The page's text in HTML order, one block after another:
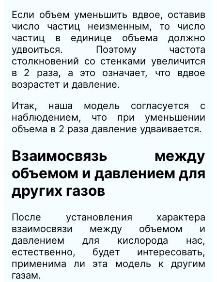
Если объем уменьшить вдвое, оставив
число частиц неизменным, то число
частиц в единице объема должно
удвоиться. Поэтому частота
столкновений со стенками увеличится
в 2 раза, а это означает, что вдвое
возрастет и давление.
Итак, наша модель согласуется с
наблюдением, что при уменьшении
объема в 2 раза давление удваивается.
Взаимосвязь между
объемом и давлением для
других газов
После установления характера
взаимосвязи между объемом и
давлением для кислорода нас,
естественно, будет интересовать,
применима ли эта модель к другим
газам.